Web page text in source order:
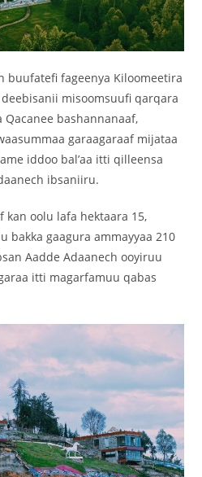
buufatefi fageenya Kiloomeetira
misoomsuufi qarqara
Qacanee bashannanaaf,
garaagaraaf mijataa
iddoo bal’aa itti qilleensa
ibsaniiru.
kan oolu lafa hektaara 15,
bakka gaagura ammayyaa 210
Aadde Adaanech ooyiruu
itti magarfamuu qabas